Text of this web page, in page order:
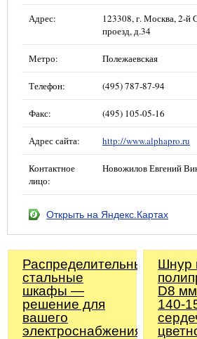
Адрес:
123308, г. Москва, 2-й
проезд, д.34
Метро: Полежаевская
Телефон: (495) 787-87-94
Факс: (495) 105-05-16
Адрес сайта: http://www.alphapro.ru
Контактное
лицо:
Новожилов Евгений
Открыть на Яндекс.Картах
Распределительные
стальные
шкафы —
решение для
вашего
электроснабжения!
Шнур
D8
140-